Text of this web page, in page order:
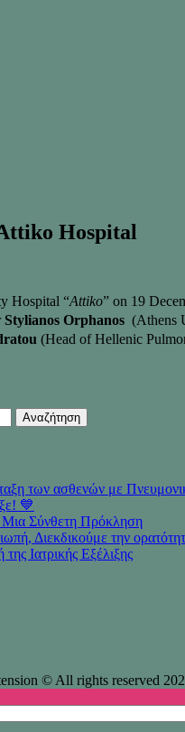
Hospital
Hospital “Attiko” on 19
Stylianos Orphanos (Athens
(Head of Hellenic
των ασθενών με
💙
Σύνθετη Πρόκληση
Διεκδικούμε την
Ιατρικής Εξέλιξης
© All rights reserved